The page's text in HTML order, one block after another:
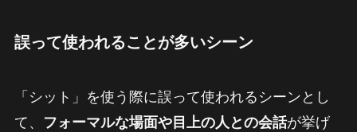
誤って使われることが多いシーン
「シット」を使う際に誤って使われるシーンとし
て、
フォーマルな場面や目上の人との会話が挙げ